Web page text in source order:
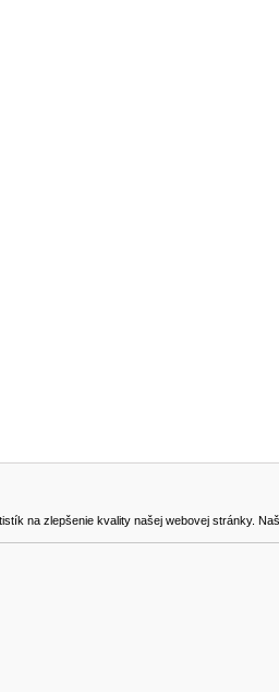
na zlepšenie kvality našej webovej stránky.